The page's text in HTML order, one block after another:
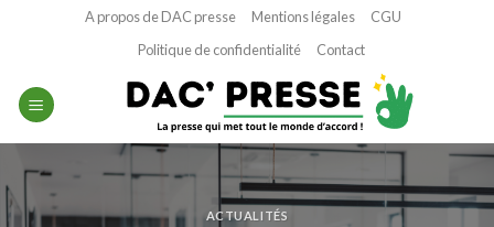
A propos de DAC presse Mentions légales
CGU
Politique de confidentialité
Contact
ACTUALITÉS